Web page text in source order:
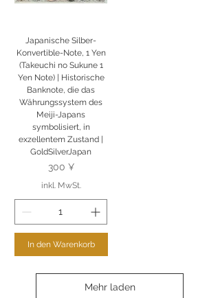
Japanische Silber-
Konvertible-Note, 1 Yen
(Takeuchi no Sukune 1
Yen Note) | Historische
Banknote, die das
Währungssystem des
Meiji-Japans
symbolisiert, in
exzellentem Zustand |
GoldSilverJapan
Preis
300 ¥
inkl. MwSt.
In den Warenkorb
Mehr laden